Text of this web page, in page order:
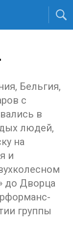
Бельгия,
с
в
людей,
на
и
до Дворца
группы